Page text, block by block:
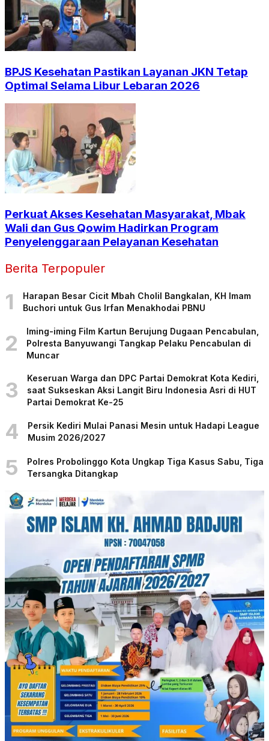
BPJS Kesehatan Pastikan Layanan JKN Tetap
Optimal Selama Libur Lebaran 2026
Perkuat Akses Kesehatan Masyarakat, Mbak
Wali dan Gus Qowim Hadirkan Program
Penyelenggaraan Pelayanan Kesehatan
Berita Terpopuler
1
Harapan Besar Cicit Mbah Cholil Bangkalan, KH Imam
Buchori untuk Gus Irfan Menakhodai PBNU
2
Iming-iming Film Kartun Berujung Dugaan Pencabulan,
Polresta Banyuwangi Tangkap Pelaku Pencabulan di
Muncar
3
Keseruan Warga dan DPC Partai Demokrat Kota Kediri,
saat Sukseskan Aksi Langit Biru Indonesia Asri di HUT
Partai Demokrat Ke-25
4
Persik Kediri Mulai Panasi Mesin untuk Hadapi League
Musim 2026/2027
5
Polres Probolinggo Kota Ungkap Tiga Kasus Sabu, Tiga
Tersangka Ditangkap